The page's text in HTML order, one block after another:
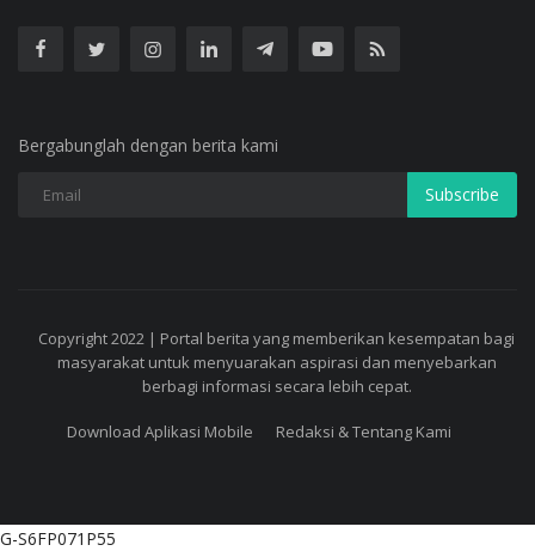
Bergabunglah dengan berita kami
Subscribe
Copyright 2022 | Portal berita yang memberikan kesempatan bagi
masyarakat untuk menyuarakan aspirasi dan menyebarkan
berbagi informasi secara lebih cepat.
Download Aplikasi Mobile Redaksi & Tentang Kami
G-S6FP071P55